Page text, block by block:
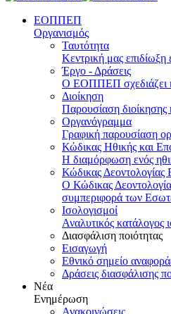
ΕΟΠΠΕΠ
Οργανισμός
Ταυτότητα
Κεντρική μας επιδίωξη
Έργο - Δράσεις
Ο ΕΟΠΠΕΠ σχεδιάζει
Διοίκηση
Παρουσίαση
Οργανόγραμμα
Γραφική παρουσίαση
Κώδικας Ηθικής και
Η διαμόρφωση ενός
Κώδικας
Ο Κώδικας
συμπεριφορά των
Ισολογισμοί
Αναλυτικός κατάλογος
Διασφάλιση ποιότητας
Εισαγωγή
Εθνικό σημείο
Δράσεις διασφάλισης
Νέα
Ενημέρωση
Ανακοινώσεις